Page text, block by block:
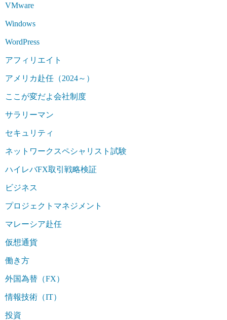
VMware
Windows
WordPress
アフィリエイト
アメリカ赴任（2024～）
ここが変だよ会社制度
サラリーマン
セキュリティ
ネットワークスペシャリスト試験
ハイレバFX取引戦略検証
ビジネス
プロジェクトマネジメント
マレーシア赴任
仮想通貨
働き方
外国為替（FX）
情報技術（IT）
投資